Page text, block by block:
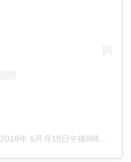
2018年 5月月19日午後8時01分PDT